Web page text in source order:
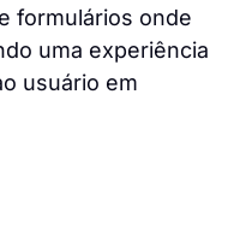
formulários onde
uma experiência
usuário em